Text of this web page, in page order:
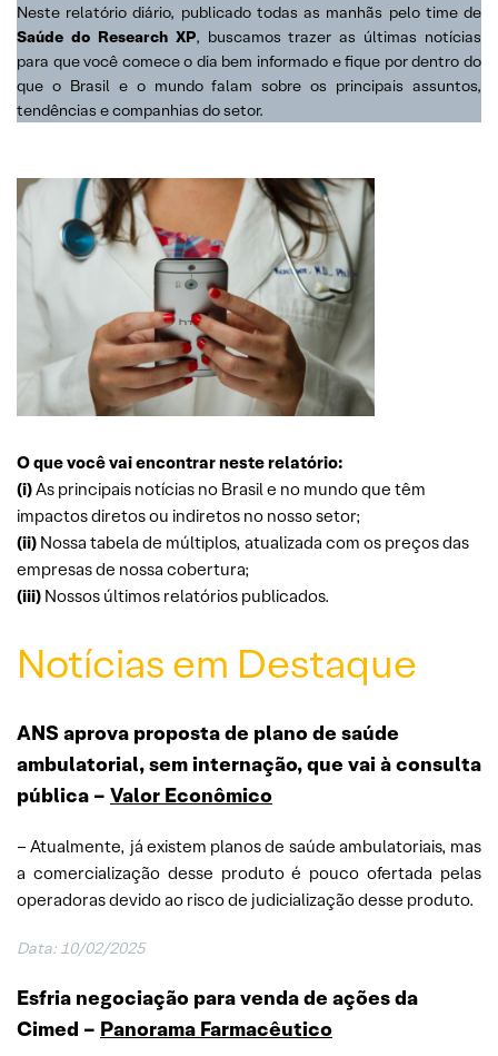
Neste relatório diário, publicado todas as manhãs pelo time de
Saúde do Research XP, buscamos trazer as últimas notícias
para que você comece o dia bem informado e fique por dentro do
que o Brasil e o mundo falam sobre os principais assuntos,
tendências e companhias do setor.
O que você vai encontrar neste relatório:
(i)As principais notícias no Brasil e no mundo que têm
impactos diretos ou indiretos no nosso setor;
(ii) Nossa tabela de múltiplos, atualizada com os preços das
empresas de nossa cobertura;
(iii) Nossos últimos relatórios publicados.
Notícias em Destaque
ANS aprova proposta de plano de saúde
ambulatorial, sem internação, que vai à consulta
pública – Valor Econômico
– Atualmente, já existem planos de saúde ambulatoriais, mas
a comercialização desse produto é pouco ofertada pelas
operadoras devido ao risco de judicialização desse produto.
Data: 10/02/2025
Esfria negociação para venda de ações da
Cimed – Panorama Farmacêutico